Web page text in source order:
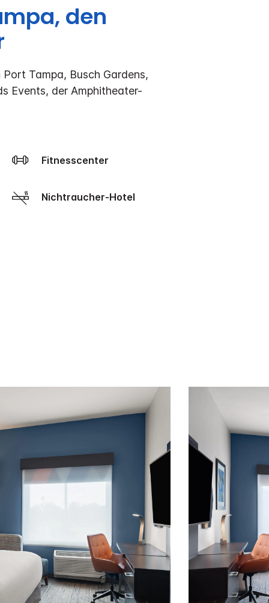
den
Tampa, Busch Gardens,
Events, der Amphitheater-
Fitnesscenter
Nichtraucher-Hotel